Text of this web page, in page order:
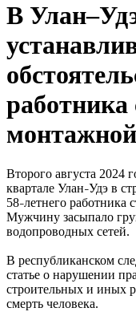
В
работника
Второго августа 2024
квартале Улан–Удэ в
58–летнего работника
Мужчину засыпало
водопроводных сетей.
В республиканском
статье о нарушении
строительных и иных
смерть человека.